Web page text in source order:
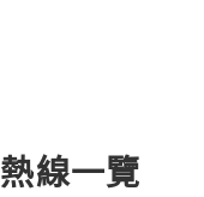
線一覽